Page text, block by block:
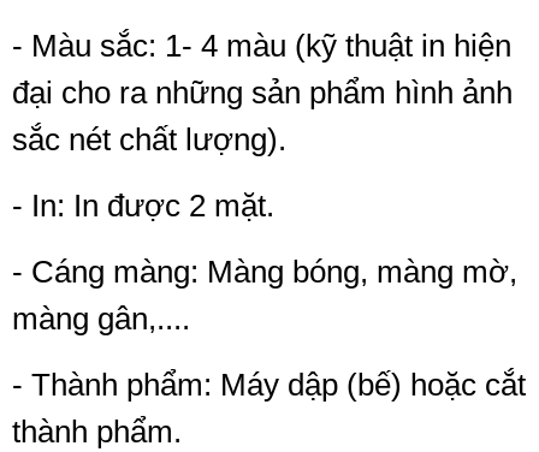
- Màu sắc: 1- 4 màu (kỹ thuật in hiện
đại cho ra những sản phẩm hình ảnh
sắc nét chất lượng).
- In: In được 2 mặt.
- Cáng màng: Màng bóng, màng mờ,
màng gân,....
- Thành phẩm: Máy dập (bế) hoặc cắt
thành phẩm.